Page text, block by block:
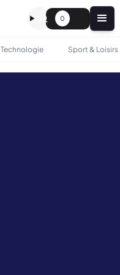
0
Technologie Sport & Loisirs